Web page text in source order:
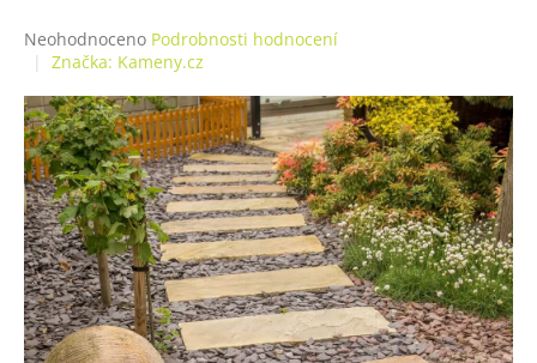
Průměrné
hodnocení
je
0,0
z
5
hvězdiček.
Neohodnoceno Podrobnosti hodnocení
Značka: Kameny.cz